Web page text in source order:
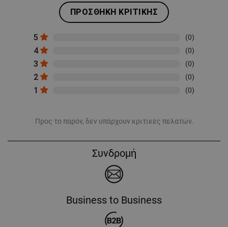
ΠΡΟΣΘΉΚΗ ΚΡΙΤΙΚΉΣ
5 (0)
4 (0)
3 (0)
2 (0)
1 (0)
Προς το παρόν, δεν υπάρχουν κριτικές πελατών.
Συνδρομή
Business to Business